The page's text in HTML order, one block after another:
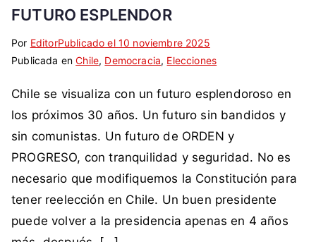
,
o
l
b
u
r
ó
R
u
s
,
m
a
i
f
s
t
o
d
a
t
o
n
i
o
a
c
m
u
i
s
t
a
,
d
e
m
l
l
ó
,
p
i
t
a
i
FUTURO ESPLENDOR
Por EditorPublicado el 10 noviembre 2025
Publicada enChile, Democracia, Elecciones
E
t
q
u
e
d
a
c
o
S
i
c
o
m
t
a
r
i
Chile se visualiza con un futuro esplendoroso en
los próximos 30 años. Un futuro sin bandidos y
sin comunistas. Un futuro de ORDEN y
PROGRESO, con tranquilidad y seguridad. No es
necesario que modifiquemos la Constitución para
tener reelección en Chile. Un buen presidente
puede volver a la presidencia apenas en 4 años